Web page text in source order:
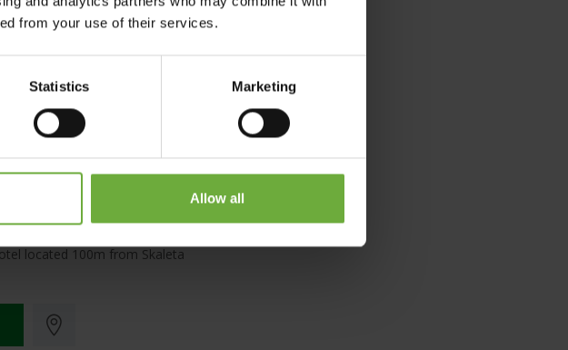
from your use of their services.
Statistics Marketing
Allow all
located 100m from Skaleta